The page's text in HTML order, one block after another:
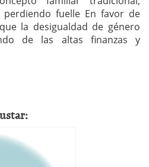
fuelle En favor de
la desigualdad de género
de las altas finanzas y